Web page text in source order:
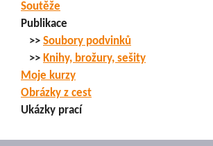
Soutěže
Publikace
>> Soubory podvinků
>> Knihy, brožury, sešity
Moje kurzy
Obrázky z cest
Ukázky prací